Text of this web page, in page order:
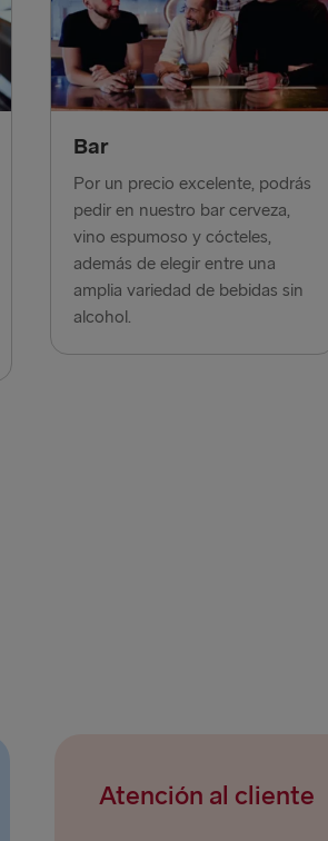
Liepāja →
Liverpool → Belfast
Nynäshamn →
Rostock →
Trelleborg →
Travemünde →
Bar
Por un precio excelente, podrás
pedir en nuestro bar cerveza,
vino espumoso y cócteles,
además de elegir entre una
amplia variedad de bebidas sin
alcohol.
Atención al cliente